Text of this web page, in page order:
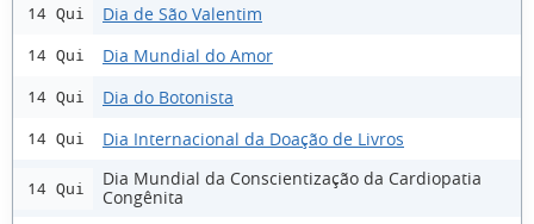
14 Qui Dia de São Valentim
14 Qui Dia Mundial do Amor
14 Qui Dia do Botonista
14 Qui Dia Internacional da Doação de Livros
14 Qui
Dia Mundial da Conscientização da Cardiopatia
Congênita